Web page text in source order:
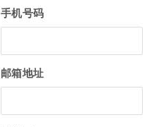
手机号码
邮箱地址